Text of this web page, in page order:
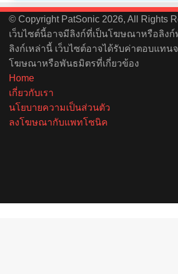
© Copyright PatSonic 2026, All Rights
เว็บไซต์นี้อาจมีลิงก์ที่เป็นโฆษณาหรือลิง
ลิงก์เหล่านี้ เว็บไซต์อาจได้รับค่าตอบแทน
โฆษณาหรือพันธมิตรที่เกี่ยวข้อง
Home
เกี่ยวกับเรา
นโยบายความเป็นส่วนตัว
ลงโฆษณากับแพทโซนิค